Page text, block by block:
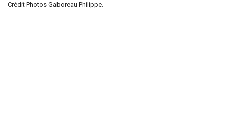
Crédit Photos Gaboreau Philippe.